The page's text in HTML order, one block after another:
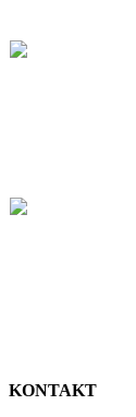
KONTAKT